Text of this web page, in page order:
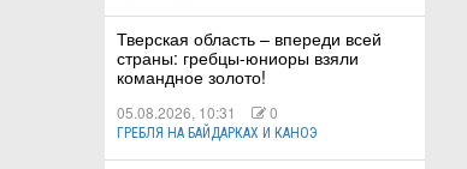
Тверская область – впереди всей
страны: гребцы-юниоры взяли
командное золото!
05.08.2026, 10:31 0
ГРЕБЛЯ НА БАЙДАРКАХ И КАНОЭ